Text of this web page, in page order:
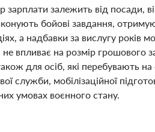
зарплати залежить від посади,
бойові завдання,
а надбавки за вислугу років
впливає на розмір грошового
для осіб, які перебувають на
служби, мобілізаційної
умовах воєнного стану.